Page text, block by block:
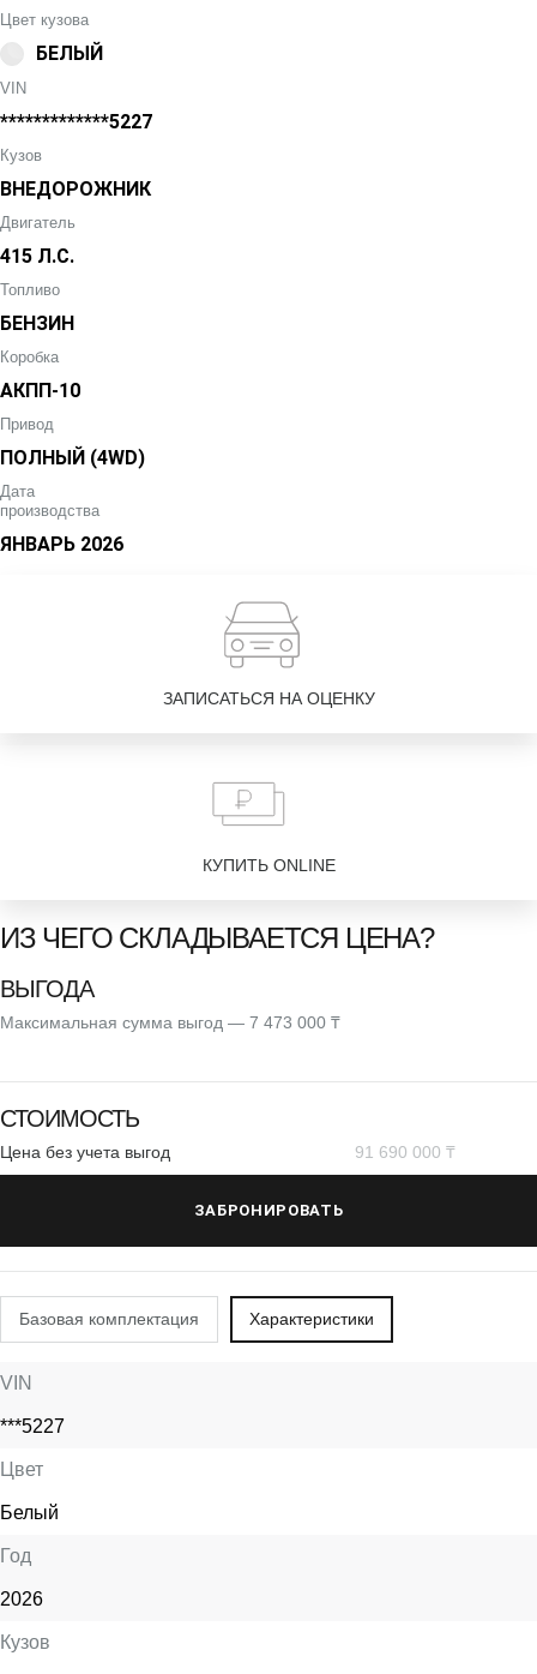
Цвет кузова
БЕЛЫЙ
VIN
*************5227
Кузов
ВНЕДОРОЖНИК
Двигатель
415 Л.С.
Топливо
БЕНЗИН
Коробка
АКПП-10
Привод
ПОЛНЫЙ (4WD)
Дата
производства
ЯНВАРЬ 2026
ЗАПИСАТЬСЯ НА ОЦЕНКУ
КУПИТЬ ONLINE
ИЗ ЧЕГО СКЛАДЫВАЕТСЯ ЦЕНА?
ВЫГОДА
Максимальная сумма выгод — 7 473 000 ₸
СТОИМОСТЬ
Цена без учета выгод 91 690 000 ₸
ЗАБРОНИРОВАТЬ
Базовая комплектация Характеристики
VIN
***5227
Цвет
Белый
Год
2026
Кузов